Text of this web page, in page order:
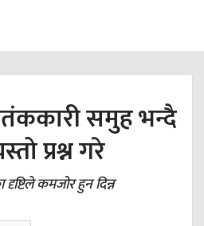
समुह भन्दै
प्रश्न गरे
कमजोर हुन दिन्न